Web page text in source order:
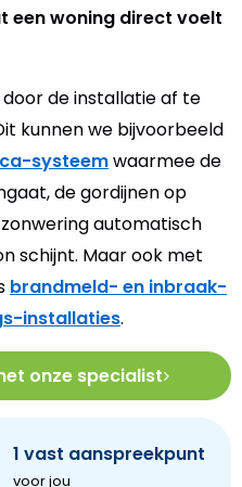
een woning direct voelt
de installatie af te
kunnen we bijvoorbeeld
systeemwaarmee de
de gordijnen op
automatisch
schijnt. Maar ook met
brandmeld- en inbraak-
installaties.
onze specialist
1 vast aanspreekpunt
voor jou